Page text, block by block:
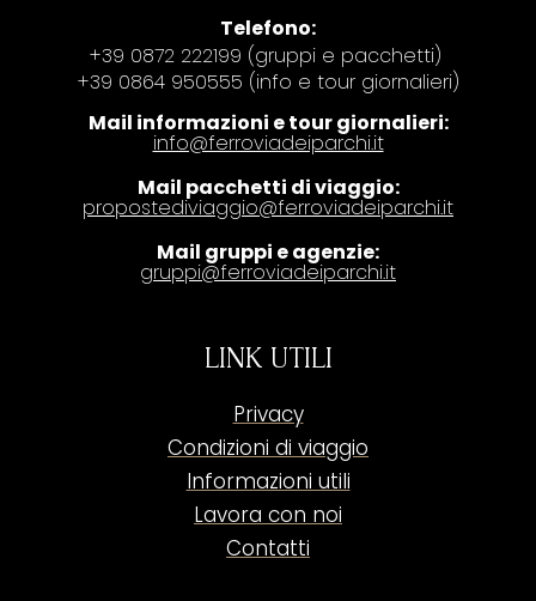
Telefono:
+39 0872 222199 (gruppi e pacchetti)
+39 0864 950555 (info e tour giornalieri)
Mail informazioni e tour giornalieri:
info@ferroviadeiparchi.it
Mail pacchetti di viaggio:
propostediviaggio@ferroviadeiparchi.it
Mail gruppi e agenzie:
gruppi@ferroviadeiparchi.it
LINK UTILI
Privacy
Condizioni di viaggio
Informazioni utili
Lavora con noi
Contatti